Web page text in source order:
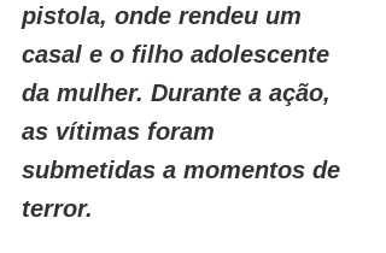
pistola, onde rendeu um
casal e o filho adolescente
da mulher. Durante a ação,
as vítimas foram
submetidas a momentos de
terror.